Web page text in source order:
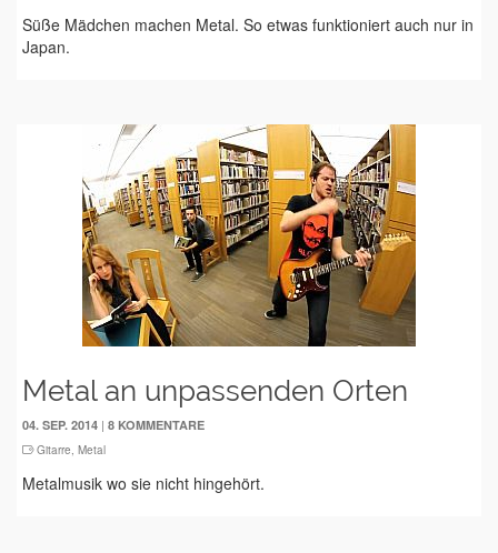
Süße Mädchen machen Metal. So etwas funktioniert auch nur in
Japan.
Metal an unpassenden Orten
04. SEP. 2014 | 8 KOMMENTARE
Gitarre, Metal
Metalmusik wo sie nicht hingehört.